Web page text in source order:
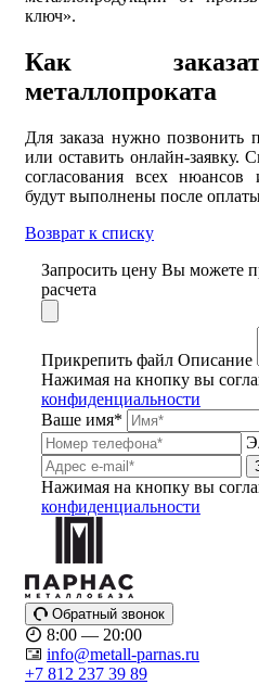
ключ».
Как
металлопроката
Для заказа нужно позвонить
или оставить онлайн-заявку.
согласования всех
будут выполнены после
Возврат к списку
Запросить цену Вы можете
расчета
Прикрепить файл Описание
Нажимая на кнопку вы
конфиденциальности
Ваше имя*
Нажимая на кнопку вы
конфиденциальности
Обратный звонок
8:00 — 20:00
info@metall-parnas.ru
+7 812 237 39 89